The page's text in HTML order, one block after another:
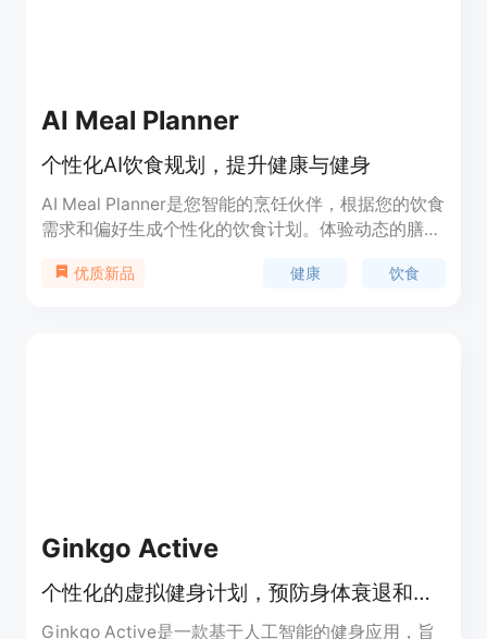
AI Meal Planner
个性化AI饮食规划，提升健康与健身
AI Meal Planner是您智能的烹饪伙伴，根据您的饮食
需求和偏好生成个性化的饮食计划。体验动态的膳食
口味、健康目标和季节性定制。
优质新品 健康 饮食
Ginkgo Active
个性化的虚拟健身计划，预防身体衰退和慢性病
Ginkgo Active是一款基于人工智能的健身应用，旨